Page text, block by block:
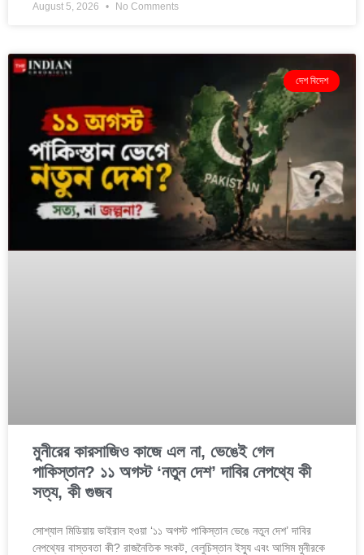
August 5, 2026 No Comments
দেশ বিদেশ
মুনীরের কারসাজিও কাজে এল না, ভেঙেই গেল
পাকিস্তান? ১১ অগস্ট ‘নতুন দেশ’ দাবির নেপথ্যে কী
সত্য, কী গুজব
সোশ্যাল মিডিয়ায় ভাইরাল হওয়া ‘১১ অগস্ট পাকিস্তান ভেঙে নতুন দেশ’ দাবির
নেপথ্যের বাস্তবতা কী? রাজনৈতিক সংকট, বেলুচিস্তান ইস্যু এবং আসিম মুনীরকে